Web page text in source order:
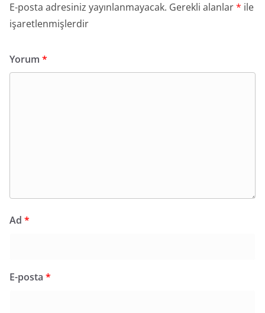
E-posta adresiniz yayınlanmayacak. Gerekli alanlar* ile
işaretlenmişlerdir
Yorum *
Ad *
E-posta *